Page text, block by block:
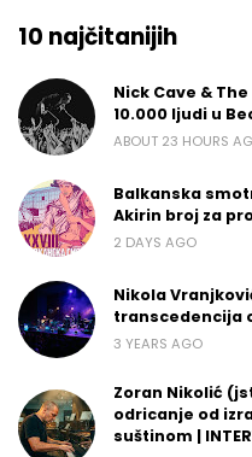
10 najčitanijih
Nick Cave &
10.000 ljudi u
ABOUT 23 HOURS
Balkanska
Akirin broj za
2 DAYS AGO
Nikola
transcedencija
3 YEARS AGO
Zoran Nikolić
odricanje od
suštinom |